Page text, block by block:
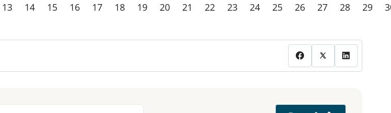
13 14 15 16 17 18 19 20 21 22 23 24 25 26 27 28 29